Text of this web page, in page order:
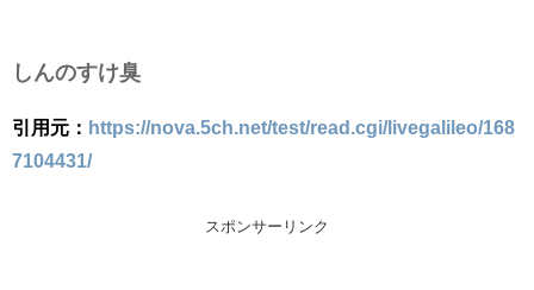
しんのすけ臭
引用元： https://nova.5ch.net/test/read.cgi/livegalileo/168
7104431/
スポンサーリンク